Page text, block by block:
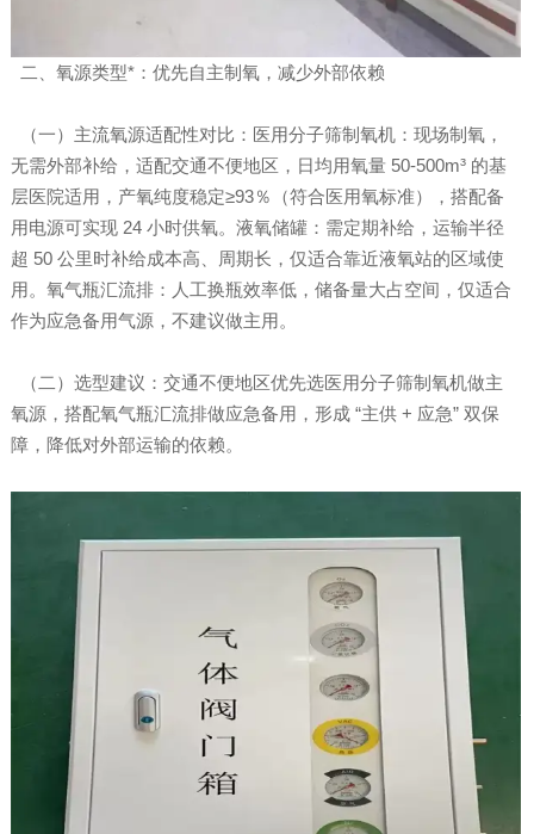
二、氧源类型*：优先自主制氧，减少外部依赖
（一）主流氧源适配性对比：医用分子筛制氧机：现场制氧，
无需外部补给，适配交通不便地区，日均用氧量 50-500m³ 的基
层医院适用，产氧纯度稳定≥93％（符合医用氧标准），搭配备
用电源可实现 24 小时供氧。液氧储罐：需定期补给，运输半径
超 50 公里时补给成本高、周期长，仅适合靠近液氧站的区域使
用。氧气瓶汇流排：人工换瓶效率低，储备量大占空间，仅适合
作为应急备用气源，不建议做主用。
（二）选型建议：交通不便地区优先选医用分子筛制氧机做主
氧源，搭配氧气瓶汇流排做应急备用，形成 “主供 + 应急” 双保
障，降低对外部运输的依赖。